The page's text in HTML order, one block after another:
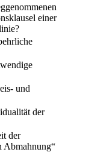
einer
und
der
der
Abmahnung“